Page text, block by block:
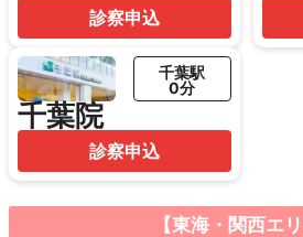
診察申込
千葉院
千葉駅
0分
診察申込
【東海・関西エリ